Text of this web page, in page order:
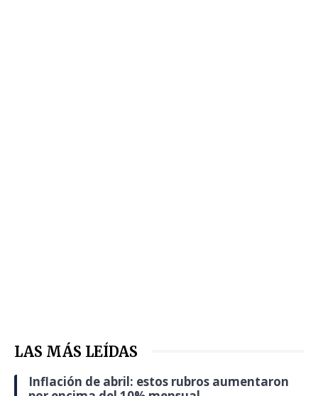
LAS MÁS LEÍDAS
Inflación de abril: estos rubros aumentaron